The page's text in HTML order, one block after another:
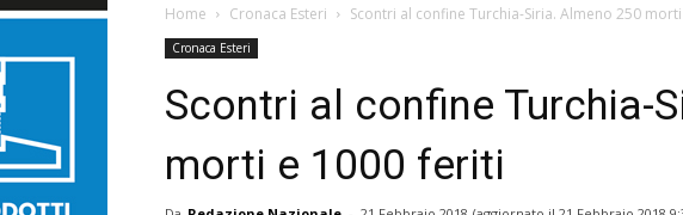
Home Cronaca Esteri Scontri al confine Turchia-Siria. Almeno 250
Cronaca Esteri
Scontri al confine Turchia-
morti e 1000 feriti